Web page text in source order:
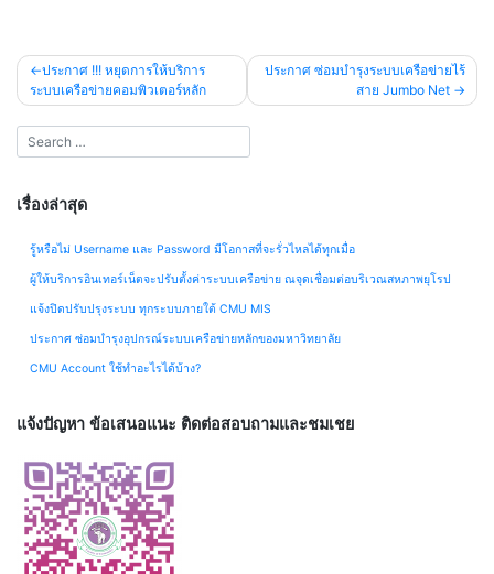
แนะแนว
เรื่อง
ประกาศ !!! หยุดการให้บริการ
ระบบเครือข่ายคอมพิวเตอร์หลัก
ประกาศ ซ่อมบำรุงระบบเครือข่ายไร้
สาย Jumbo Net
เรื่องล่าสุด
รู้หรือไม่ Username และ Password มีโอกาสที่จะรั่วไหลได้ทุกเมื่อ
ผู้ให้บริการอินเทอร์เน็ตจะปรับตั้งค่าระบบเครือข่าย ณจุดเชื่อมต่อบริเวณสหภาพยุโรป
แจ้งปิดปรับปรุงระบบ ทุกระบบภายใต้ CMU MIS
ประกาศ ซ่อมบำรุงอุปกรณ์ระบบเครือข่ายหลักของมหาวิทยาลัย
CMU Account ใช้ทำอะไรได้บ้าง?
แจ้งปัญหา ข้อเสนอแนะ ติดต่อสอบถามและชมเชย